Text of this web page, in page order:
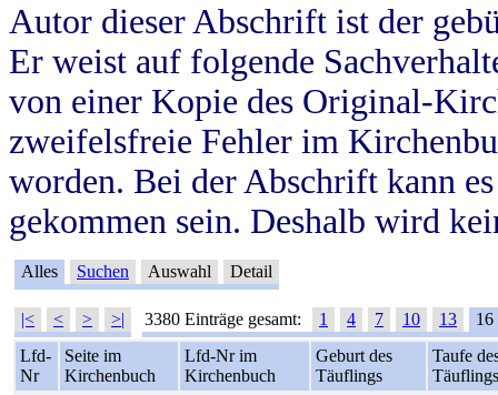
Autor dieser Abschrift ist der
Er weist auf folgende
von einer Kopie des Original-
zweifelsfreie Fehler im
worden. Bei der Abschrift kann
gekommen sein. Deshalb wird
Alles Suchen Auswahl Detail
|< < > >| 3380 Einträge gesamt: 1 4 7 10 13
16
Lfd-
Nr
Seite im
Kirchenbuch
Lfd-Nr im
Kirchenbuch
Geburt des
Täuflings
Taufe
Täuflings